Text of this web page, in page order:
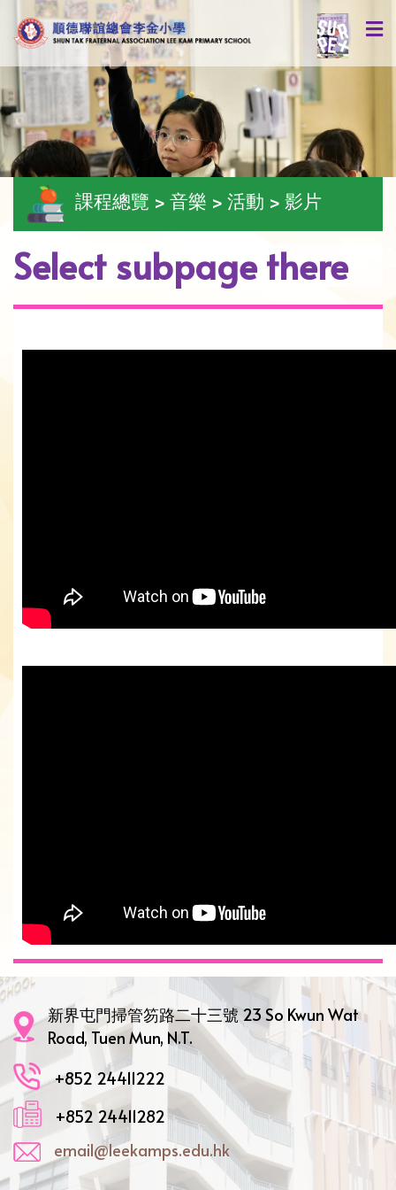
課程總覽 > 音樂 > 活動 > 影片
Select subpage there
新界屯門掃管笏路二十三號 23 So Kwun Wat
Road, Tuen Mun, N.T.
+852 24411222
+852 24411282
email@leekamps.edu.hk